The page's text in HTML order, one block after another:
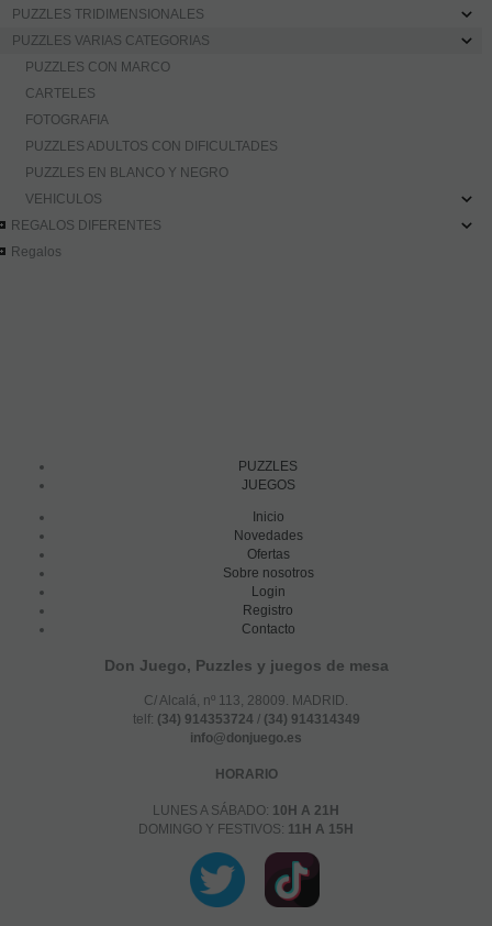
PUZZLES TRIDIMENSIONALES
PUZZLES VARIAS CATEGORIAS
PUZZLES CON MARCO
CARTELES
FOTOGRAFIA
PUZZLES ADULTOS CON DIFICULTADES
PUZZLES EN BLANCO Y NEGRO
VEHICULOS
REGALOS DIFERENTES
Regalos
PUZZLES
JUEGOS
Inicio
Novedades
Ofertas
Sobre nosotros
Login
Registro
Contacto
Don Juego, Puzzles y juegos de mesa
C/ Alcalá, nº 113, 28009. MADRID.
telf: (34) 914353724/ (34) 914314349
info@donjuego.es
HORARIO
LUNES A SÁBADO: 10H A 21H
DOMINGO Y FESTIVOS: 11H A 15H